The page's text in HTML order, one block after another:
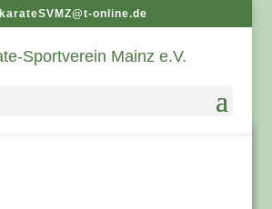
karateSVMZ@t-online.de